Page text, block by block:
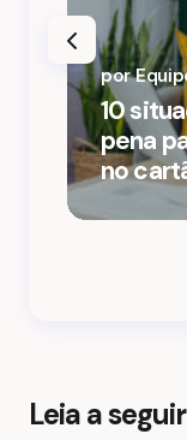
10
pena
no
por
Leia a seguir